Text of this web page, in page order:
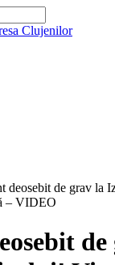
deosebit de grav la
– VIDEO